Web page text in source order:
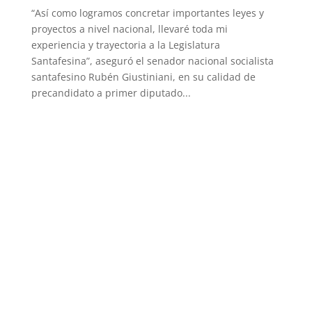
“Así como logramos concretar importantes leyes y
proyectos a nivel nacional, llevaré toda mi
experiencia y trayectoria a la Legislatura
Santafesina”, aseguró el senador nacional socialista
santafesino Rubén Giustiniani, en su calidad de
precandidato a primer diputado...